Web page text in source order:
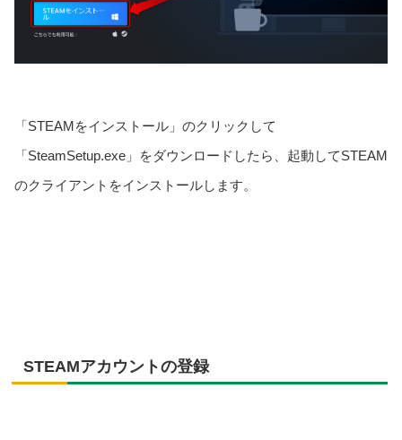
「STEAMをインストール」のクリックして
「SteamSetup.exe」をダウンロードしたら、起動してSTEAM
のクライアントをインストールします。
STEAMアカウントの登録